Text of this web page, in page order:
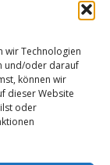
wir Technologien
und/oder darauf
können wir
dieser Website
oder